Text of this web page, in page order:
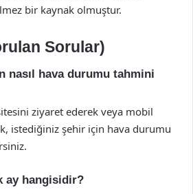
bir kaynak olmuştur.
Sorular)
nasıl hava durumu tahmini
ziyaret ederek veya mobil
istediğiniz şehir için hava durumu
ay hangisidir?